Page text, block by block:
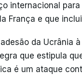
internacional
França e que
da Ucrânia
que estipula
é um ataque